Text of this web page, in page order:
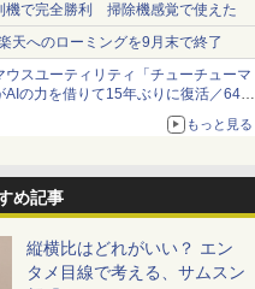
機で完全勝利 掃除機感覚で使えた
天へのローミングを9月末で終了
ウスユーティリティ「チューチューマ
AIの力を借りて15年ぶりに復活／64bit
10/11、「Chrome」も走り回
記念で2026年末まで500円
もっと見る
め記事
縦横比はどれがいい？ エン
タメ目線で考える、サムスン